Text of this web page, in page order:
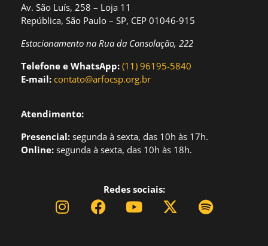
Av. São Luís, 258 – Loja 11
República, São Paulo – SP, CEP 01046-915
Estacionamento na Rua da Consolação, 222
Telefone e WhatsApp: (11) 96195-5840
E-mail: contato@arfocsp.org.br
Atendimento:
Presencial: segunda à sexta, das 10h às 17h.
Online: segunda à sexta, das 10h às 18h.
Redes sociais: